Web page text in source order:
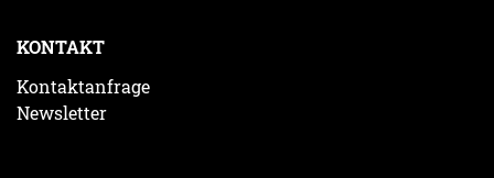
KONTAKT
Kontaktanfrage
Newsletter